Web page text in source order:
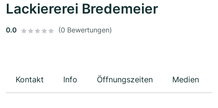
Lackiererei Bredemeier
0.0 (0 Bewertungen)
Kontakt Info Öffnungszeiten Medien